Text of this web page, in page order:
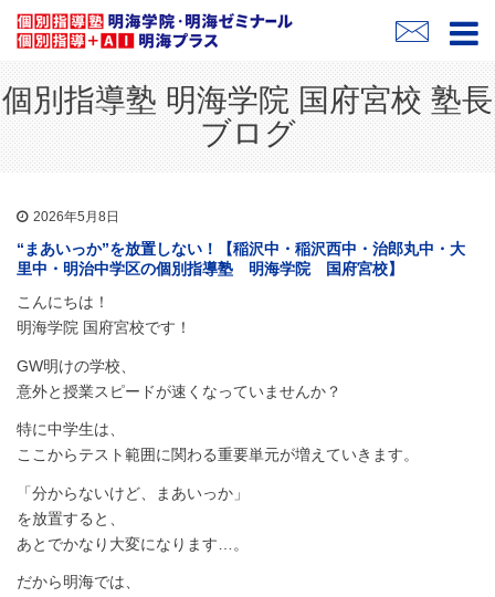
個別指導塾 明海学院 国府宮校 塾長
ブログ
2026年5月8日
“まあいっか”を放置しない！【稲沢中・稲沢西中・治郎丸中・大
里中・明治中学区の個別指導塾 明海学院 国府宮校】
こんにちは！
明海学院 国府宮校です！
GW明けの学校、
意外と授業スピードが速くなっていませんか？
特に中学生は、
ここからテスト範囲に関わる重要単元が増えていきます。
「分からないけど、まあいっか」
を放置すると、
あとでかなり大変になります…。
だから明海では、